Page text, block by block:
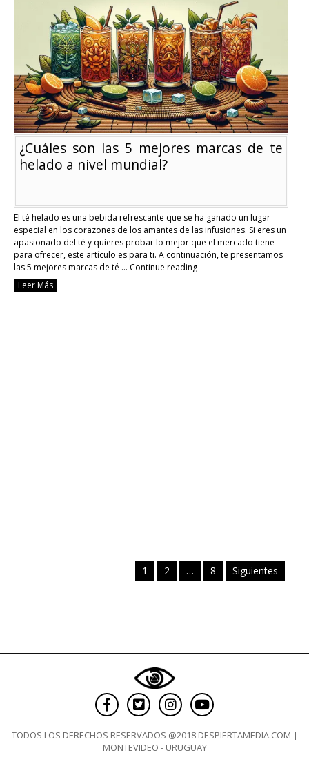
alemanes
que
los
hacen
la
raza
ideal
para
una
familia
¿Cuáles son las 5 mejores marcas de te
helado a nivel mundial?
El té helado es una bebida refrescante que se ha ganado un lugar
especial en los corazones de los amantes de las infusiones. Si eres un
apasionado del té y quieres probar lo mejor que el mercado tiene
para ofrecer, este artículo es para ti. A continuación, te presentamos
las 5 mejores marcas de té … Continue reading
Leer Más
1 2 … 8 Siguientes
TODOS LOS DERECHOS RESERVADOS @2018 DESPIERTAMEDIA.COM |
MONTEVIDEO - URUGUAY